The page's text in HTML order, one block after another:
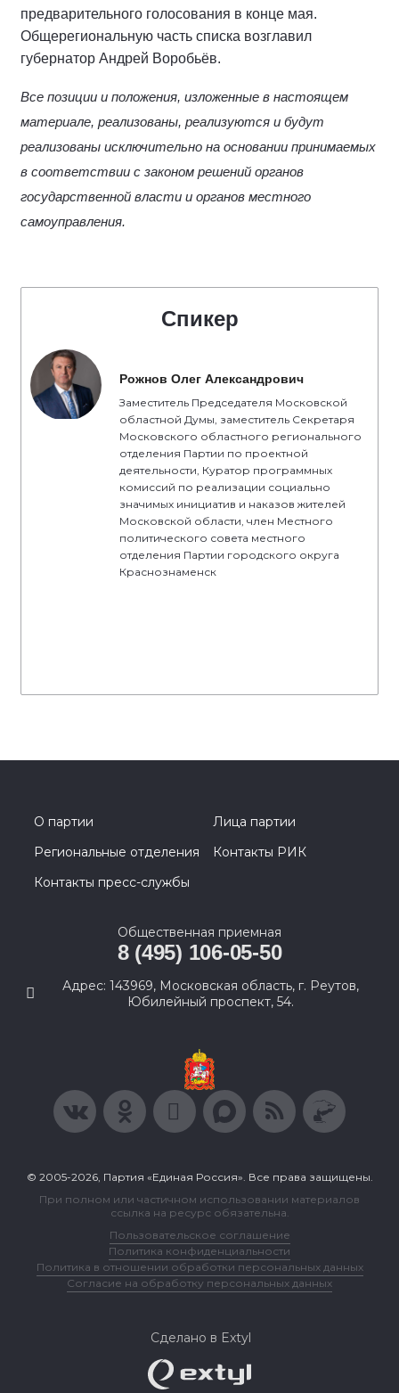
предварительного голосования в конце мая.
Общерегиональную часть списка возглавил
губернатор Андрей Воробьёв.
Все позиции и положения, изложенные в настоящем
материале, реализованы, реализуются и будут
реализованы исключительно на основании принимаемых
в соответствии с законом решений органов
государственной власти и органов местного
самоуправления.
Спикер
Рожнов Олег Александрович
Заместитель Председателя Московской
областной Думы, заместитель Секретаря
Московского областного регионального
отделения Партии по проектной
деятельности, Куратор программных
комиссий по реализации социально
значимых инициатив и наказов жителей
Московской области, член Местного
политического совета местного
отделения Партии городского округа
Краснознаменск
О партии
Лица партии
Региональные отделения
Контакты РИК
Контакты пресс-службы
Общественная приемная
8 (495) 106-05-50
Адрес: 143969, Московская область, г. Реутов,
Юбилейный проспект, 54.
© 2005-2026, Партия «Единая Россия». Все права защищены.
При полном или частичном использовании материалов
ссылка на ресурс обязательна.
Пользовательское соглашение
Политика конфиденциальности
Политика в отношении обработки персональных данных
Согласие на обработку персональных данных
Сделано в Extyl